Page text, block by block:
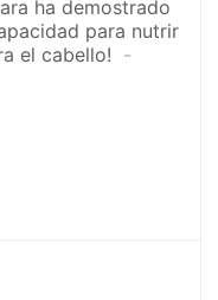
ha demostrado
para nutrir
el cabello!